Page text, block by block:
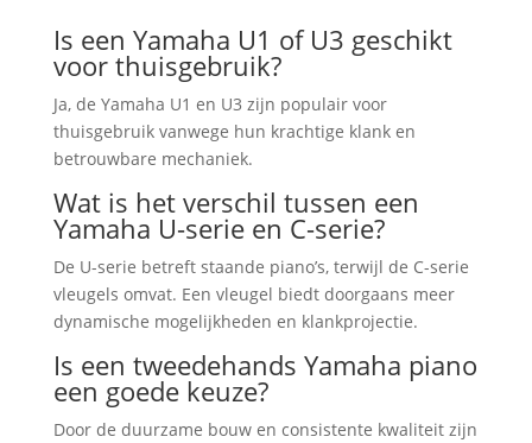
Is een Yamaha U1 of U3 geschikt
voor thuisgebruik?
Ja, de Yamaha U1 en U3 zijn populair voor
thuisgebruik vanwege hun krachtige klank en
betrouwbare mechaniek.
Wat is het verschil tussen een
Yamaha U-serie en C-serie?
De U-serie betreft staande piano’s, terwijl de C-serie
vleugels omvat. Een vleugel biedt doorgaans meer
dynamische mogelijkheden en klankprojectie.
Is een tweedehands Yamaha piano
een goede keuze?
Door de duurzame bouw en consistente kwaliteit zijn